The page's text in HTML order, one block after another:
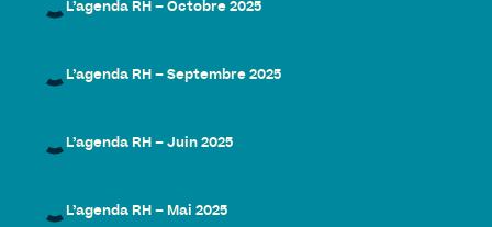
L’agenda RH – Octobre 2025
L’agenda RH – Septembre 2025
L’agenda RH – Juin 2025
L’agenda RH – Mai 2025